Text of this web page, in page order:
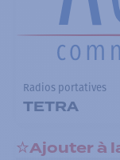
Radios portatives
TETRA
Ajouter à